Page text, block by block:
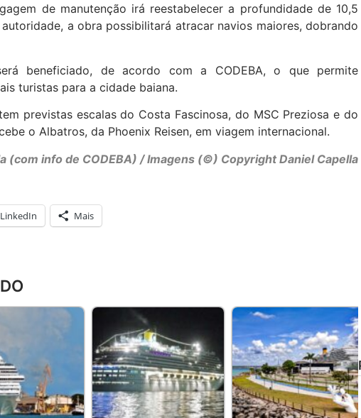
de manutenção irá reestabelecer a profundidade de 10,5
a obra possibilitará atracar navios maiores, dobrando
beneficiado, de acordo com a CODEBA, o que permite
turistas para a cidade baiana.
previstas escalas do Costa Fascinosa, do MSC Preziosa e do
o Albatros, da Phoenix Reisen, em viagem internacional.
(com info de CODEBA) / Imagens (©) Copyright Daniel Capella
LinkedIn Mais